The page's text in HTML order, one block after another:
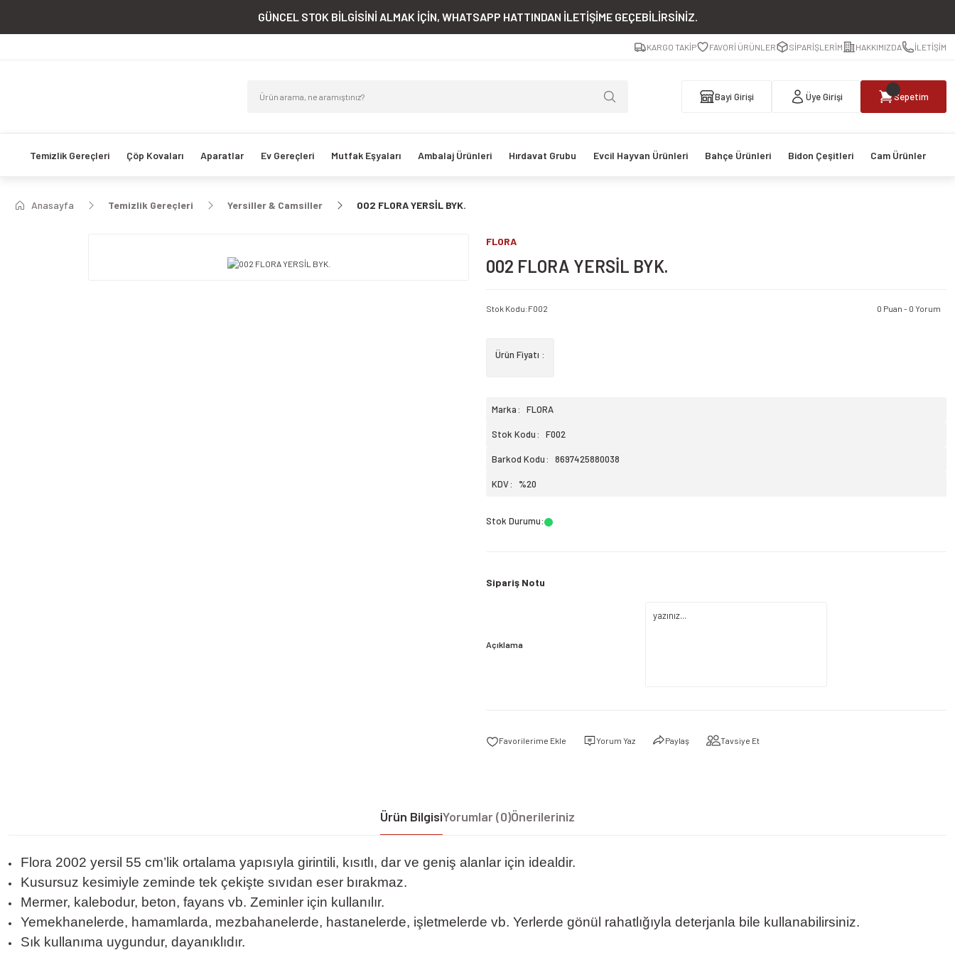
GÜNCEL STOK BİLGİSİNİ ALMAK İÇİN, WHATSAPP HATTINDAN İLETİŞİME GEÇEBİLİRSİNİZ.
KARGO TAKİP FAVORİ ÜRÜNLER SİPARİŞLERİM HAKKIMIZDA İLETİŞİM
Bayi Girişi Üye Girişi Sepetim
Temizlik Gereçleri Çöp Kovaları Aparatlar Ev Gereçleri Mutfak Eşyaları Ambalaj Ürünleri Hırdavat Grubu Evcil Hayvan Ürünleri Bahçe Ürünleri Bidon Çeşitleri Cam Ürünler
Anasayfa Temizlik Gereçleri Yersiller & Camsiller 002 FLORA YERSİL BYK.
FLORA
002 FLORA YERSİL BYK.
Stok Kodu:F002 0 Puan - 0 Yorum
Ürün Fiyatı :
Marka FLORA
Stok Kodu F002
Barkod Kodu 8697425880038
KDV %20
Stok Durumu:
Sipariş Notu
Açıklama
Yorum Yaz Paylaş Tavsiye Et
Ürün BilgisiYorumlar (0)Önerileriniz
Flora 2002 yersil 55 cm’lik ortalama yapısıyla girintili, kısıtlı, dar ve geniş alanlar için idealdir.
Kusursuz kesimiyle zeminde tek çekişte sıvıdan eser bırakmaz.
Mermer, kalebodur, beton, fayans vb. Zeminler için kullanılır.
Yemekhanelerde, hamamlarda, mezbahanelerde, hastanelerde, işletmelerde vb. Yerlerde gönül rahatlığıyla deterjanla bile kullanabilirsiniz.
Sık kullanıma uygundur, dayanıklıdır.